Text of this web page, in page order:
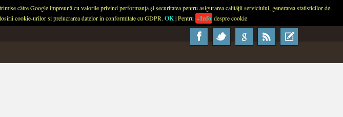
About Contact Advertise Usage
către Google împreună cu valorile privind performanța și securitatea pentru asigurarea calității serviciului, generarea statisticilor de
cookie-urilor si prelucrarea datelor in conformitate cu GDPR. OK| Pentru +Info despre cookie